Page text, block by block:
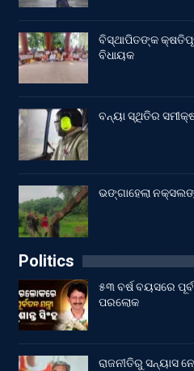
ବିସ୍ଥାପିତଙ୍କ
ବିଧାୟକ
ବନ୍ୟା ସ୍ଥିତିର
ଭଙ୍ଗାହେଲା
Politics
୫୩ ବର୍ଷ ବୟସରେ
ପରଲୋକ
ରାଜନୀତିରୁ ସନ୍ୟାସ